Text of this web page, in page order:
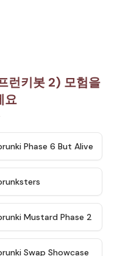
런키봇 2) 모험을
요
★ 4.9
Phase 6 But Alive
★ 4.4
Mustard Phase 2
★ 4.6
Swap Showcase